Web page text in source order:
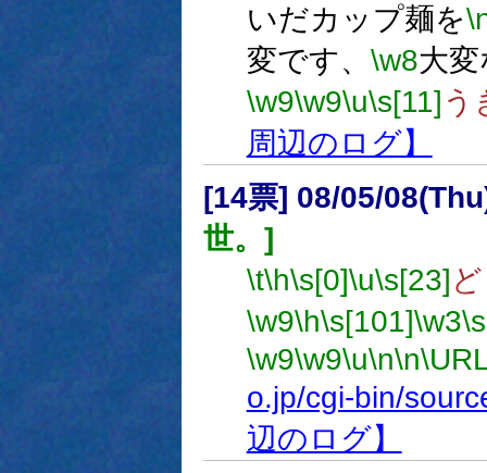
いだカップ麺を
変です、 \w8大
\w9\w9\u\s[11] う
周辺のログ】
[14票] 08/05/
世。]
\t\h\s[0]\u\s[23]
\w9\h\s[101]\w3
\w9\w9\u\n\n
o.jp/cgi-bin/
辺のログ】